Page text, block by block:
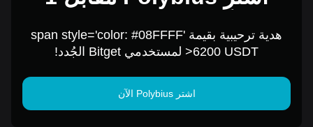
هدية ترحيبية بقيمة span style='color: #08FFFF'
>6200 USDT لمستخدمي Bitget الجُدد!
اشتر Polybius الآن